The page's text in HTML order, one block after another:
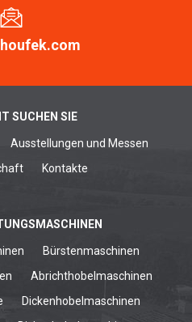
SUCHEN SIE
Ausstellungen und Messen
Kontakte
Bürstenmaschinen
Abrichthobelmaschinen
Dickenhobelmaschinen